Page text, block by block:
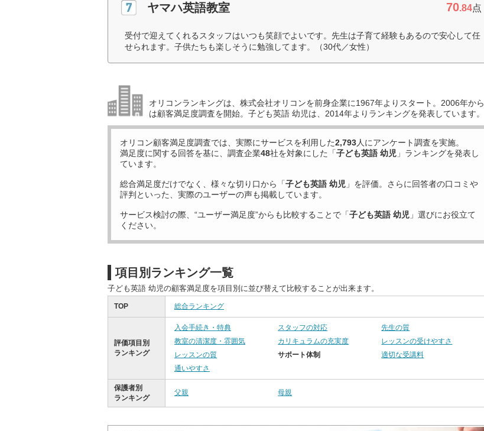
ヤマハ英語教室 70.84点
受付で迎えてくれるスタッフはいつも笑顔でよいです。先生は子育て経験もあるので安心して任
せられます。子供たちも楽しそうに勉強してます。（30代／女性）
オリコンランキングは、株式会社オリコンを前身企業に1967年よりスタート。2006年から
は顧客満足度調査を開始。子ども英語 幼児は、2014年よりランキングを発表しています。
オリコン顧客満足度調査では、実際にサービスを利用した2,793人にアンケート調査を実施。
満足度に関する回答を基に、調査企業48社を対象にした「子ども英語 幼児 」ランキングを発表し
ています。
総合満足度だけでなく、様々な切り口から「子ども英語 幼児 」を評価。さらに回答者の口コミや
評判といった、実際のユーザーの声も掲載しています。
サービス検討の際、“ユーザー満足度”からも比較することで「子ども英語 幼児 」選びにお役立て
ください。
項目別ランキング一覧
子ども英語 幼児の顧客満足度を項目別に並び替えて比較することが出来ます。
TOP 総合ランキング
評価項目別
ランキング
入会手続き・特典 スタッフの対応
先生の質
教室の清潔度・雰囲気
カリキュラムの充実度
レッスンの受けやすさ
レッスンの質
サポート体制
適切な受講料
通いやすさ
保護者別
ランキング
父親 母親